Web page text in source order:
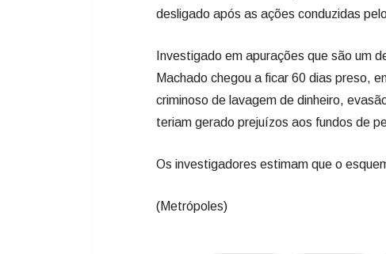
desligado após as ações conduzidas
Investigado em apurações que são um
Machado chegou a ficar 60 dias preso,
criminoso de lavagem de dinheiro,
teriam gerado prejuízos aos fundos de
Os investigadores estimam que o
(Metrópoles)